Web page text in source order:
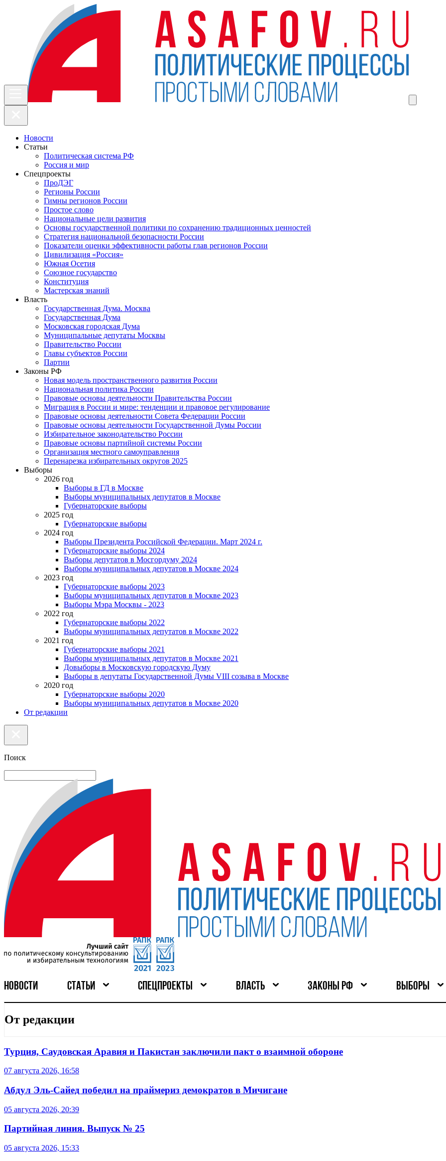
Новости
Статьи
Политическая система РФ
Россия и мир
Спецпроекты
ПроДЭГ
Регионы России
Гимны регионов России
Простое слово
Национальные цели развития
Основы государственной политики по сохранению традиционных ценностей
Стратегия национальной безопасности России
Показатели оценки эффективности работы глав регионов России
Цивилизация «Россия»
Южная Осетия
Союзное государство
Конституция
Мастерская знаний
Власть
Государственная Дума. Москва
Государственная Дума
Московская городская Дума
Муниципальные депутаты Москвы
Правительство России
Главы субъектов России
Партии
Законы РФ
Новая модель пространственного развития России
Национальная политика России
Правовые основы деятельности Правительства России
Миграция в России и мире: тенденции и правовое регулирование
Правовые основы деятельности Совета Федерации России
Правовые основы деятельности Государственной Думы России
Избирательное законодательство России
Правовые основы партийной системы России
Организация местного самоуправления
Перенарезка избирательных округов 2025
Выборы
2026 год
Выборы в ГД в Москве
Выборы муниципальных депутатов в Москве
Губернаторские выборы
2025 год
Губернаторские выборы
2024 год
Выборы Президента Российской Федерации. Март 2024 г.
Губернаторские выборы 2024
Выборы депутатов в Мосгордуму 2024
Выборы муниципальных депутатов в Москве 2024
2023 год
Губернаторские выборы 2023
Выборы муниципальных депутатов в Москве 2023
Выборы Мэра Москвы - 2023
2022 год
Губернаторские выборы 2022
Выборы муниципальных депутатов в Москве 2022
2021 год
Губернаторские выборы 2021
Выборы муниципальных депутатов в Москве 2021
Довыборы в Московскую городскую Думу
Выборы в депутаты Государственной Думы VIII созыва в Москве
2020 год
Губернаторские выборы 2020
Выборы муниципальных депутатов в Москве 2020
От редакции
Поиск
НОВОСТИ СТАТЬИ СПЕЦПРОЕКТЫ ВЛАСТЬ ЗАКОНЫ РФ ВЫБОРЫ
От редакции
Турция, Саудовская Аравия и Пакистан заключили пакт о взаимной обороне
07 августа 2026, 16:58
Абдул Эль-Сайед победил на праймериз демократов в Мичигане
05 августа 2026, 20:39
Партийная линия. Выпуск № 25
05 августа 2026, 15:33